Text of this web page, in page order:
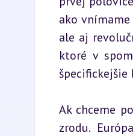
ako
ale aj
ktoré v
špecifickejšie
Ak chceme
zrodu.